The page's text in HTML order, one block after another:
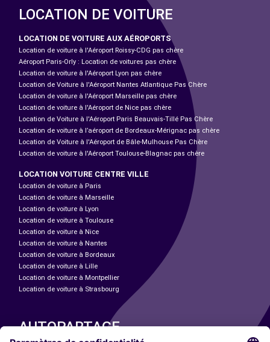
LOCATION DE VOITURE
LOCATION DE VOITURE AUX AÉROPORTS
Location de voiture à l'Aéroport Roissy-CDG pas chère
Aéroport Paris-Orly : Location de voitures pas chère
Location de voiture à l'Aéroport Lyon pas chère
Location de Voiture à l'Aéroport Nantes Atlantique Pas Chère
Location de voiture à l'Aéroport Marseille pas chère
Location de voiture à l'Aéroport de Nice pas chère
Location de Voiture à l'Aéroport Paris Beauvais-Tillé Pas Chère
Location de voiture à l’aéroport de Bordeaux-Mérignac pas chère
Location de Voiture à l'Aéroport de Bâle-Mulhouse Pas Chère
Location de voiture à l'Aéroport Toulouse-Blagnac pas chère
LOCATION VOITURE CENTRE VILLE
Location de voiture à Paris
Location de voiture à Marseille
Location de voiture à Lyon
Location de voiture à Toulouse
Location de voiture à Nice
Location de voiture à Nantes
Location de voiture à Bordeaux
Location de voiture à Lille
Location de voiture à Montpellier
Location de voiture à Strasbourg
AUTOPARTAGE